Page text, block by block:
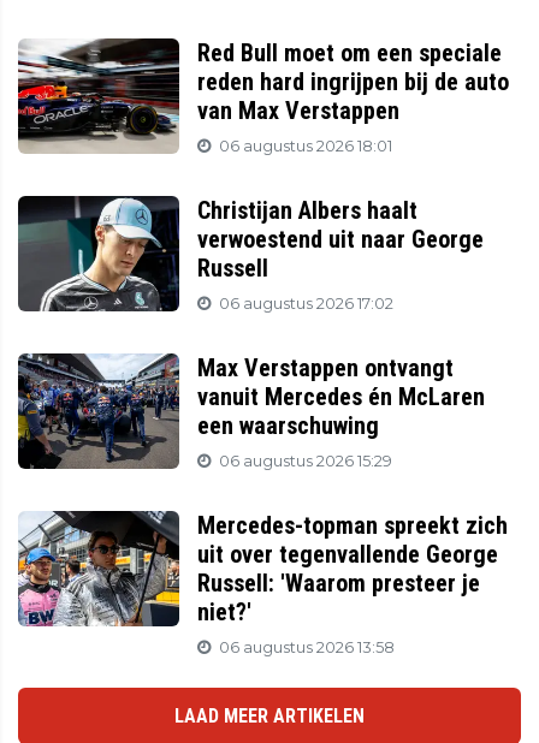
Red Bull moet om een speciale
reden hard ingrijpen bij de auto
van Max Verstappen
06 augustus 2026 18:01
Christijan Albers haalt
verwoestend uit naar George
Russell
06 augustus 2026 17:02
Max Verstappen ontvangt
vanuit Mercedes én McLaren
een waarschuwing
06 augustus 2026 15:29
Mercedes-topman spreekt zich
uit over tegenvallende George
Russell: 'Waarom presteer je
niet?'
06 augustus 2026 13:58
LAAD MEER ARTIKELEN